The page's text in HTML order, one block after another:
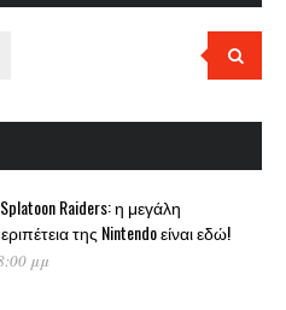
Raiders: η μεγάλη
της Nintendo είναι εδώ!
μμ